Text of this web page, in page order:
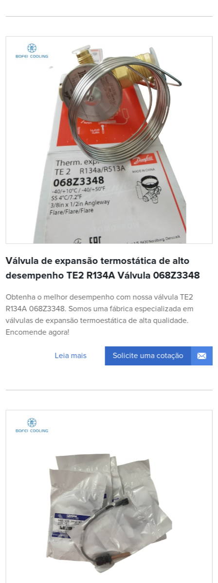
Válvula de expansão termostática de alto
desempenho TE2 R134A Válvula 068Z3348
Obtenha o melhor desempenho com nossa válvula TE2
R134A 068Z3348. Somos uma fábrica especializada em
válvulas de expansão termoestática de alta qualidade.
Encomende agora!
Leia mais Solicite uma cotação